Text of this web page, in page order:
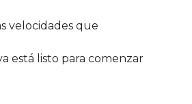
velocidades que
está listo para comenzar